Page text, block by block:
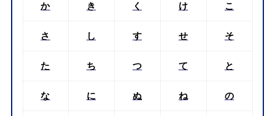
か き く け こ
さ し す せ そ
た ち つ て と
な に ぬ ね の